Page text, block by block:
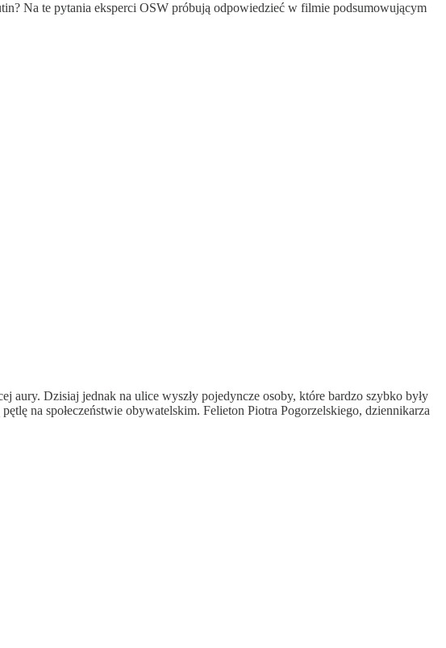
Na te pytania eksperci OSW próbują odpowiedzieć w filmie podsumowującym
aury. Dzisiaj jednak na ulice wyszły pojedyncze osoby, które bardzo szybko były
na społeczeństwie obywatelskim. Felieton Piotra Pogorzelskiego, dziennikarza